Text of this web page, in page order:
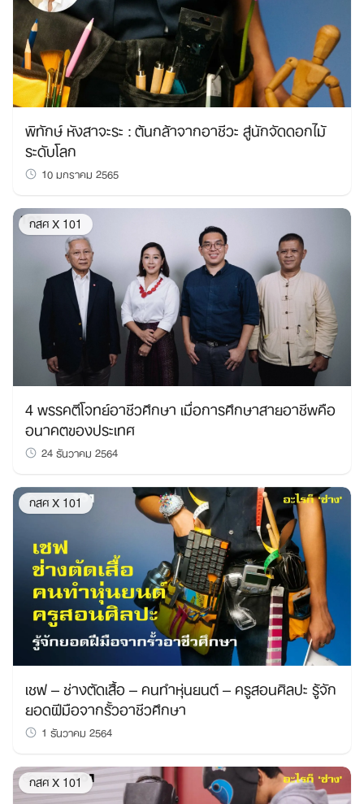
พิทักษ์ หังสาจะระ : ต้นกล้าจากอาชีวะ สู่นักจัดดอกไม้
ระดับโลก
10 มกราคม 2565
กสศ X 101
4 พรรคตีโจทย์อาชีวศึกษา เมื่อการศึกษาสายอาชีพคือ
อนาคตของประเทศ
24 ธันวาคม 2564
กสศ X 101
เชฟ – ช่างตัดเสื้อ – คนทำหุ่นยนต์ – ครูสอนศิลปะ รู้จัก
ยอดฝีมือจากรั้วอาชีวศึกษา
1 ธันวาคม 2564
กสศ X 101